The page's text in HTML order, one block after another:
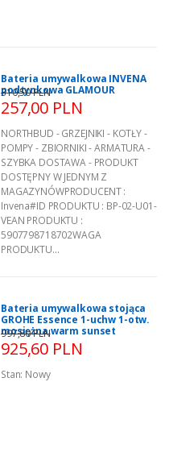
Bateria umywalkowa INVENA
podtynkowa GLAMOUR
257,00 PLN
310,50 PLN
NORTHBUD - GRZEJNIKI - KOTŁY -
POMPY - ZBIORNIKI - ARMATURA -
SZYBKA DOSTAWA - PRODUKT
DOSTĘPNY W JEDNYM Z
MAGAZYNÓWPRODUCENT :
Invena#ID PRODUKTU : BP-02-U01-
VEAN PRODUKTU :
5907798718702WAGA
PRODUKTU...
Bateria umywalkowa stojąca
GROHE Essence 1-uchw 1-otw.
mosiężna warm sunset
925,60 PLN
997,80 PLN
Stan: Nowy